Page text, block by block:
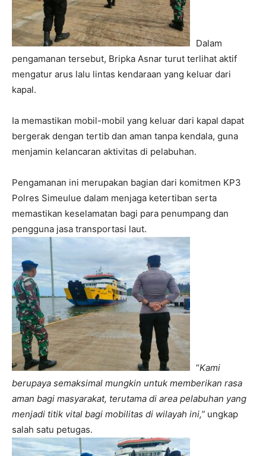
Dalam
pengamanan tersebut, Bripka Asnar turut terlihat aktif
mengatur arus lalu lintas kendaraan yang keluar dari
kapal.
Ia memastikan mobil-mobil yang keluar dari kapal dapat
bergerak dengan tertib dan aman tanpa kendala, guna
menjamin kelancaran aktivitas di pelabuhan.
Pengamanan ini merupakan bagian dari komitmen KP3
Polres Simeulue dalam menjaga ketertiban serta
memastikan keselamatan bagi para penumpang dan
pengguna jasa transportasi laut.
“Kami
berupaya semaksimal mungkin untuk memberikan rasa
aman bagi masyarakat, terutama di area pelabuhan yang
menjadi titik vital bagi mobilitas di wilayah ini,” ungkap
salah satu petugas.